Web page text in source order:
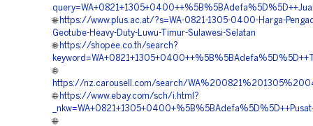
🌐 https://www.plus.ac.at/?s=WA-0821-1305-0400-Harga-
Geotube-Heavy-Duty-Luwu-Timur-Sulawesi-Selatan
🌐 https://shopee.co.th/search?
🌐
https://nz.carousell.com/search/
🌐 https://www.ebay.com/sch/i.html?
🌐